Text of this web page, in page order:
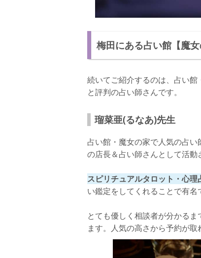
梅田にある占い館【魔
続いてご紹介するのは、占い
と評判の占い師さんです。
瑠菜亜(るなあ)先生
占い館・魔女の家で人気の占い
の店長＆占い師さんとして活動
スピリチュアルタロット・心理
い鑑定をしてくれることで有名
とても優しく相談者が分かる
ます。人気の高さから予約が取